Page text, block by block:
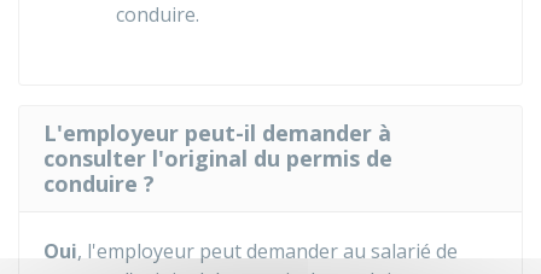
conduire.
L'employeur peut-il demander à
consulter l'original du permis de
conduire ?
Oui, l'employeur peut demander au salarié de